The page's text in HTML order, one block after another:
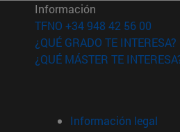
ventana)
en nueva ventana)
nueva ventana)
Información
TFNO +34 948 42 56 00
¿QUÉ GRADO TE INTERESA?
¿QUÉ MÁSTER TE
Información legal